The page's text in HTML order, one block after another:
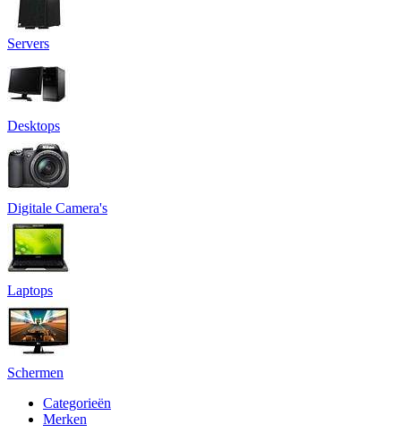
Servers
Desktops
Digitale Camera's
Laptops
Schermen
Categorieën
Merken